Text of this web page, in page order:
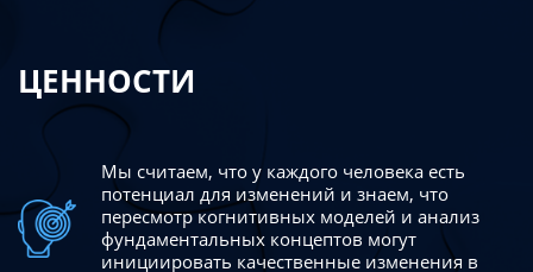
ЦЕННОСТИ
Мы считаем, что у каждого человека есть
потенциал для изменений и знаем, что
пересмотр когнитивных моделей и анализ
фундаментальных концептов могут
инициировать качественные изменения в